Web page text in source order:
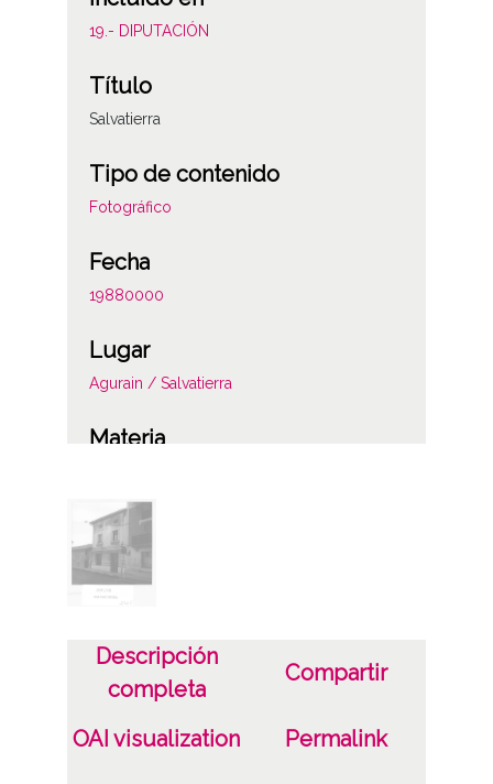
19.- DIPUTACIÓN
Título
Salvatierra
Tipo de contenido
Fotográfico
Fecha
19880000
Lugar
Agurain / Salvatierra
Materia
Notas
2091/88
CC BY-NC-SA 4.0
Descripción
completa
Compartir
OAI visualization Permalink